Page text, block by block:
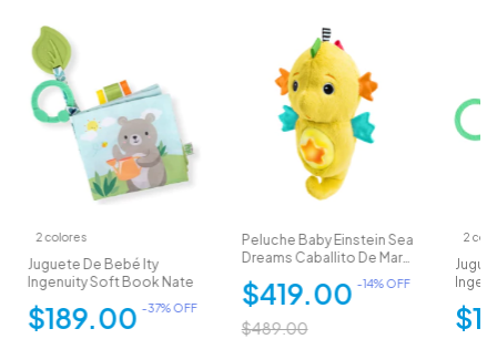
2 colores
Juguete De Bebé Ity
Ingenuity Soft Book Nate
$189.00 -37% OFF
Peluche Baby Einstein Sea
Dreams Caballito De Mar
$419.00 -14% OFF
$489.00
2